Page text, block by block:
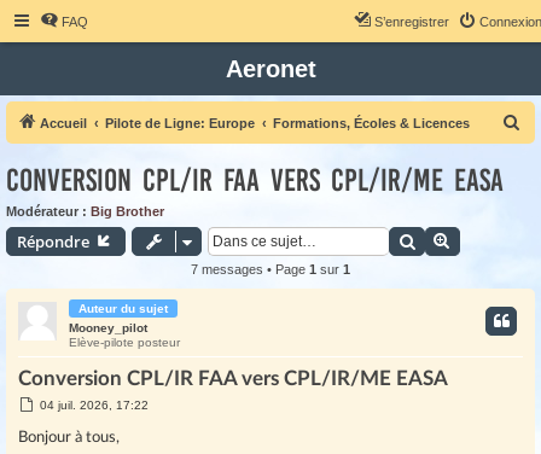
FAQ Connexion
S’enregistrer
Aeronet
Accueil Pilote de Ligne: Europe Formations, Écoles & Licences
e
Conversion CPL/IR FAA vers CPL/IR/ME EASA
Modérateur : Big Brother
Répondre Rechercher
7 messages • Page 1 sur 1
Auteur du sujet
Mooney_pilot
Elève-pilote posteur
Conversion CPL/IR FAA vers CPL/IR/ME EASA
M
s
s
04 juil. 2026, 17:22
Bonjour à tous,